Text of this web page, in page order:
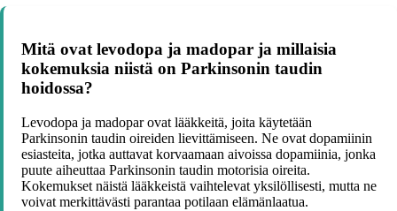
Mitä ovat levodopa ja madopar ja millaisia
kokemuksia niistä on Parkinsonin taudin
hoidossa?
Levodopa ja madopar ovat lääkkeitä, joita käytetään
Parkinsonin taudin oireiden lievittämiseen. Ne ovat dopamiinin
esiasteita, jotka auttavat korvaamaan aivoissa dopamiinia, jonka
puute aiheuttaa Parkinsonin taudin motorisia oireita.
Kokemukset näistä lääkkeistä vaihtelevat yksilöllisesti, mutta ne
voivat merkittävästi parantaa potilaan elämänlaatua.